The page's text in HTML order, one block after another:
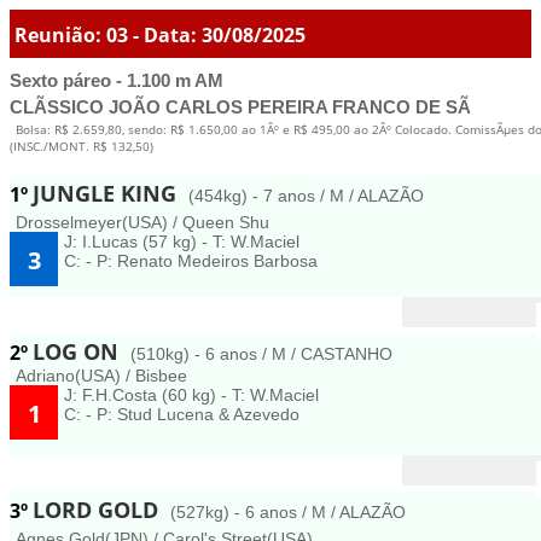
Reunião: 03 - Data: 30/08/2025
Sexto páreo - 1.100 m AM
CLÃSSICO JOÃO CARLOS PEREIRA FRANCO DE SÃ
Bolsa: R$ 2.659,80, sendo: R$ 1.650,00 ao 1Âº e R$ 495,00 ao 2Âº Colocado. ComissÃµes
(INSC./MONT. R$ 132,50)
1º JUNGLE KING
(454kg) - 7 anos / M / ALAZÃO
Drosselmeyer(USA) / Queen Shu
3
J: I.Lucas (57 kg) - T: W.Maciel
C: - P: Renato Medeiros Barbosa
2º LOG ON
(510kg) - 6 anos / M / CASTANHO
Adriano(USA) / Bisbee
1
J: F.H.Costa (60 kg) - T: W.Maciel
C: - P: Stud Lucena & Azevedo
3º LORD GOLD
(527kg) - 6 anos / M / ALAZÃO